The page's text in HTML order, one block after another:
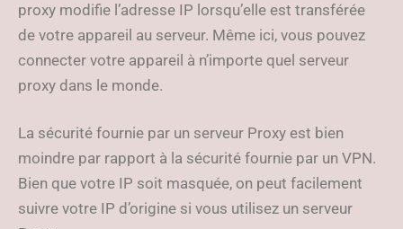
proxy modifie l’adresse IP lorsqu’elle est transférée
de votre appareil au serveur. Même ici, vous pouvez
connecter votre appareil à n’importe quel serveur
proxy dans le monde.
La sécurité fournie par un serveur Proxy est bien
moindre par rapport à la sécurité fournie par un VPN.
Bien que votre IP soit masquée, on peut facilement
suivre votre IP d’origine si vous utilisez un serveur